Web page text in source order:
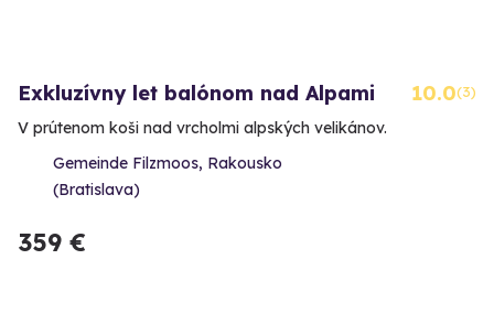
Exkluzívny let balónom nad Alpami 10.0(3)
V prútenom koši nad vrcholmi alpských velikánov.
Gemeinde Filzmoos, Rakousko
(Bratislava)
359 €